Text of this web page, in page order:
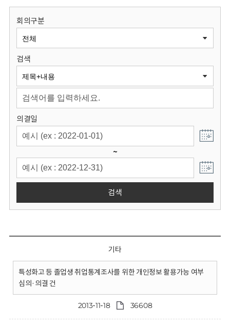
원
회
회의구분
검색
의결일
~
검색
기타
특성화고 등 졸업생 취업통계조사를 위한 개인정보 활용가능 여부
심의·의결 건
2013-11-18 36608